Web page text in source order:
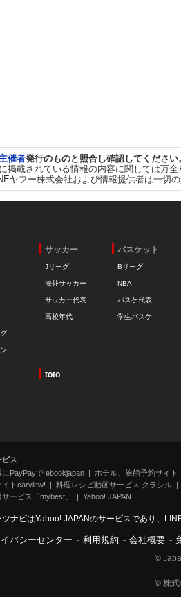
催者発行のものと照合し確認してください
掲載されている情報の内容に関しては万
ヤフー株式会社および情報提供者は一切の
サッカー
Jリーグ
海外サッカー
サッカー代表
高校年代
バスケット
Bリーグ
NBA
バスケ代表
学生バスケ
toto
ビス
にPayPayで ebookjapan
ホテル、旅館予約サイ
イトcarview!
料理レシピ動画サービス クラシル
ービス「mybest」
Yahoo! JAPAN
ツナビはYahoo! JAPANのサービスであり、
バシーセンター - 利用規約 - 会社概要 -
©
© 株式